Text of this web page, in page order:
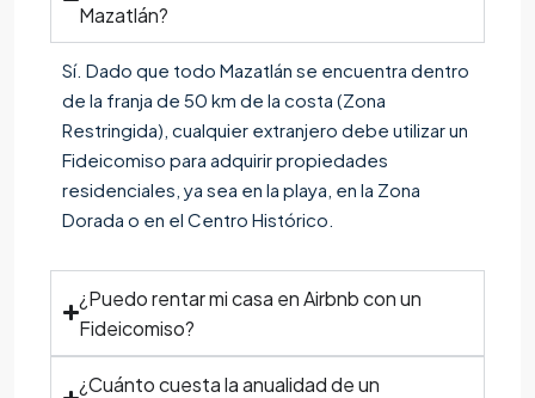
Mazatlán?
Sí. Dado que todo Mazatlán se encuentra dentro
de la franja de 50 km de la costa (Zona
Restringida), cualquier extranjero debe utilizar un
Fideicomiso para adquirir propiedades
residenciales, ya sea en la playa, en la Zona
Dorada o en el Centro Histórico.
¿Puedo rentar mi casa en Airbnb con un
Fideicomiso?
¿Cuánto cuesta la anualidad de un